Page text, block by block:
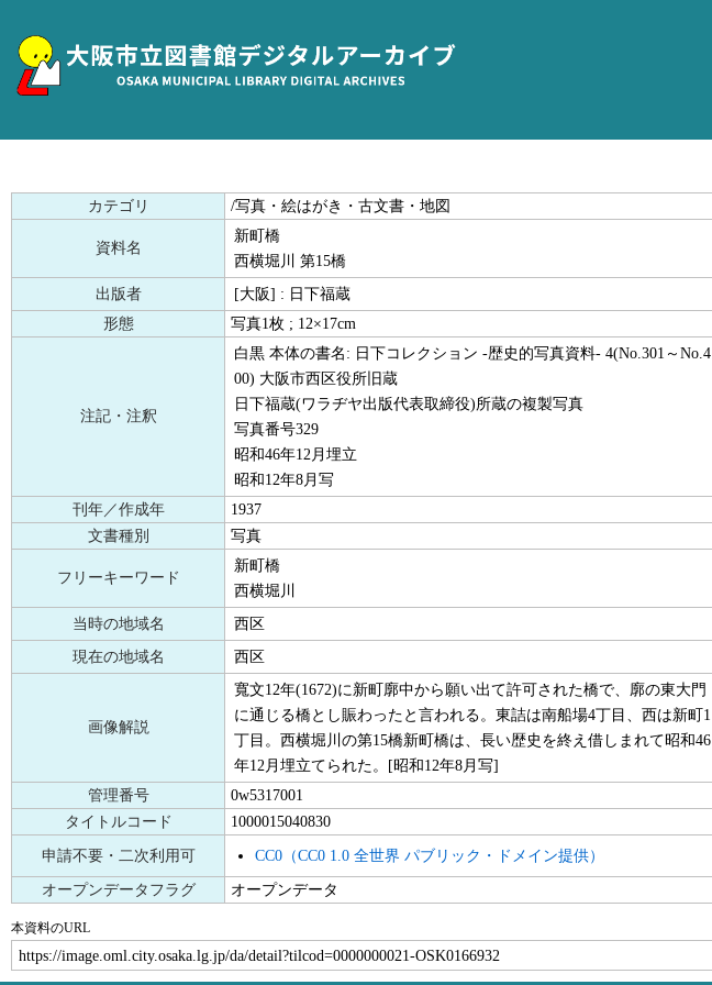
カテゴリ /写真・絵はがき・古文書・地図
資料名
新町橋
西横堀川 第15橋
出版者
[大阪] : 日下福蔵
形態
写真1枚 ; 12×17cm
注記・注釈
白黒 本体の書名: 日下コレクション -歴史的写真資料- 4(No.301～No.4
00) 大阪市西区役所旧蔵
日下福蔵(ワラヂヤ出版代表取締役)所蔵の複製写真
写真番号329
昭和46年12月埋立
昭和12年8月写
刊年／作成年
1937
文書種別
写真
フリーキーワード
新町橋
西横堀川
当時の地域名
西区
現在の地域名
西区
画像解説
寬文12年(1672)に新町廓中から願い出て許可された橋で、廓の東大門
に通じる橋とし賑わったと言われる。東詰は南船場4丁目、西は新町1
丁目。西横堀川の第15橋新町橋は、長い歴史を終え借しまれて昭和46
年12月埋立てられた。[昭和12年8月写]
管理番号
0w5317001
タイトルコード
1000015040830
申請不要・二次利用可
CC0（CC0 1.0 全世界 パブリック・ドメイン提供）
オープンデータフラグ
オープンデータ
本資料のURL
https://image.oml.city.osaka.lg.jp/da/detail?tilcod=0000000021-OSK0166932